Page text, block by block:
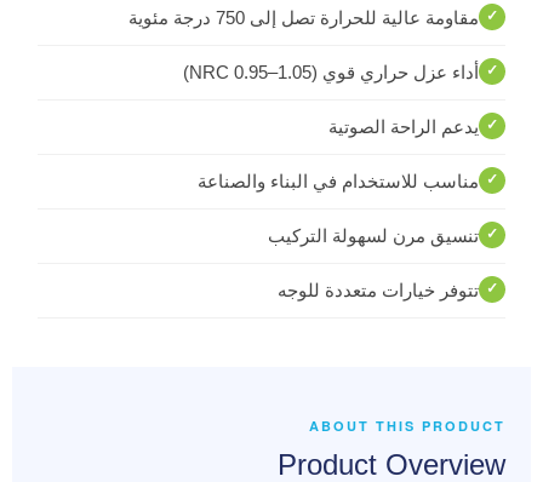
مقاومة عالية للحرارة تصل إلى 750 درجة مئوية
أداء عزل حراري قوي (NRC 0.95–1.05)
يدعم الراحة الصوتية
مناسب للاستخدام في البناء والصناعة
تنسيق مرن لسهولة التركيب
تتوفر خيارات متعددة للوجه
ABOUT THIS PRODUCT
Product Overview